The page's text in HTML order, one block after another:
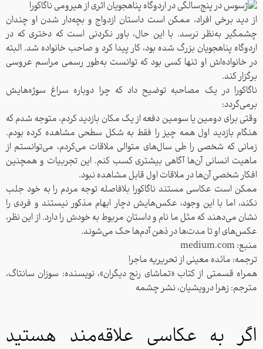
از دید برخی افراد، ممکن است داستان ازدواج و بچه‌دار شدن او چندان
چشمگیر به‌نظر نرسد. با این حال، باور نکردنی‌ است که دختری که در
اردوگاه پناهجویان بزرگ شده بود، کار پیدا کرد و صاحب خانواده شد. البته
در خانواده‌اش او تنها کسی بود که توانست به‌طور رسمی مراسم عروسی
برگزار کند.
ناگاکورا در یک مصاحبه توضیح داد که چرا دوباره سراغ سوژه‌هایش
برمی‌گردد:
وقتی برای دومین یا سومین دفعه از یک مکان بازدید کردم، متوجه ‌شدم که
هنگام بازدید اول همه چیز را فقط به شکل سطحی مشاهده کرده بودم.
زمانی که شخصی را طی سال‌های متوالی ملاقات می‌کردم، می‌توانستم از
ماهیت انسانی آن‌ها آگاهی بیشتری کسب کنم. این تجربیات و همچنین
افکار شخصی‌ِ آن‌ها در ملاقات اول قابل مشاهده نبود.
ممکن است عکاسی مستند ناگاکورا بلافاصله توجه مردم را به خود جلب
نکند، اما با این وجود، عکس‌هایش دچار ابهام مذکور نیستند و فردی را
نشان می‌دهند که مثل ما نام و داستانِ مربوط به خودش را دارد. از این نظر،
عکس‌های او تا مدت‌ها در ذهن آدم‌ها حک می‌شوند.
منبع: medium.com
ترجمه: مائده معینی از تحریریه ماجرا
همراه قسمتی از کتاب «تماشای رنج دیگران»، نویسنده: سوزان سانتاگ،
مترجم: زهرا درویشیان، نشر چشمه
اگر به عکاسی علاقه‌مند هستید
جهت ورود نام کاربری و رمز عبور
خود را وارد نمایید.